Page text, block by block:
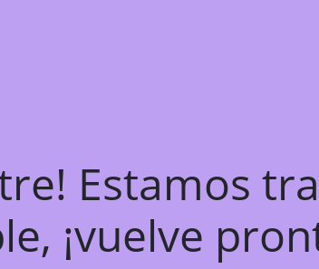
Estamos
¡vuelve